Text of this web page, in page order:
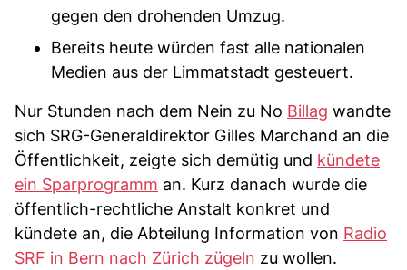
gegen den drohenden Umzug.
Bereits heute würden fast alle nationalen
Medien aus der Limmatstadt gesteuert.
Nur Stunden nach dem Nein zu No Billag wandte
sich SRG-Generaldirektor Gilles Marchand an die
Öffentlichkeit, zeigte sich demütig und kündete
ein Sparprogramm an. Kurz danach wurde die
öffentlich-rechtliche Anstalt konkret und
kündete an, die Abteilung Information von Radio
SRF in Bern nach Zürich zügeln zu wollen.